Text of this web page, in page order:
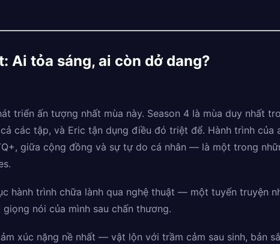
Ai tỏa sáng, ai còn dở dang?
triển ấn tượng nhất mùa này. Season 4 là mùa duy nhất
các tập, và Eric tận dụng điều đó triệt để. Hành trình
giữa cộng đồng và sự tự do cá nhân — là một trong
hành trình chữa lành qua nghệ thuật — một tuyến truyện
nói của mình sau chấn thương.
xúc nặng nề nhất — vật lộn với trầm cảm sau sinh, bản